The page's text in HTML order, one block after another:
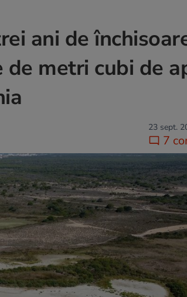
ani de
metri cubi de
23 sept.
7